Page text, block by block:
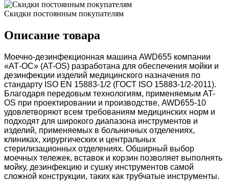
Скидки постоянным покупателям
Описание товара
Моечно-дезинфекционная машина AWD655 компании
«АТ-ОС» (AT-OS) разработана для обеспечения мойки и
дезинфекции изделий медицинского назначения по
стандарту ISO EN 15883-1/2 (ГОСТ ISO 15883-1/2-2011).
Благодаря передовым технологиям, применяемым AT-
OS при проектировании и производстве, AWD655-10
удовлетворяют всем требованиям медицинских норм и
подходят для широкого диапазона инструментов и
изделий, применяемых в больничных отделениях,
клиниках, хирургических и центральных
стерилизационных отделениях. Обширный выбор
моечных тележек, вставок и корзин позволяет выполнять
мойку, дезинфекцию и сушку инструментов самой
сложной конструкции, таких как трубчатые инструменты.